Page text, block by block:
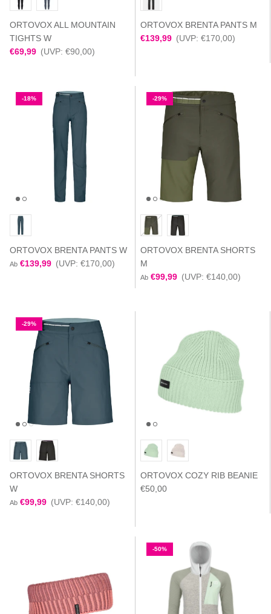
ORTOVOX ALL MOUNTAIN
TIGHTS W
€69,99 (UVP: €90,00)
ORTOVOX BRENTA PANTS M
€139,99 (UVP: €170,00)
-18%
ORTOVOX BRENTA PANTS W
Ab €139,99 (UVP: €170,00)
-29%
ORTOVOX BRENTA SHORTS
M
Ab €99,99 (UVP: €140,00)
-29%
ORTOVOX BRENTA SHORTS
W
Ab €99,99 (UVP: €140,00)
ORTOVOX COZY RIB BEANIE
€50,00
-50%